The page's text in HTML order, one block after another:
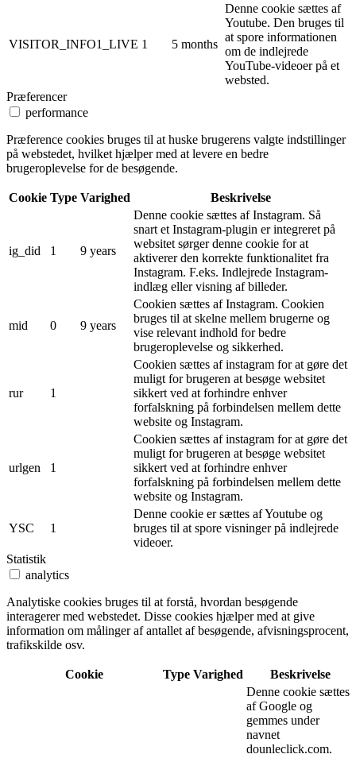
VISITOR_INFO1_LIVE 1 5 months
Denne cookie sættes af
Youtube. Den bruges til
at spore informationen
om de indlejrede
YouTube-videoer på et
websted.
Præferencer
performance
Præference cookies bruges til at huske brugerens valgte indstillinger
på webstedet, hvilket hjælper med at levere en bedre
brugeroplevelse for de besøgende.
Cookie Type Varighed Beskrivelse
ig_did 1 9 years
Denne cookie sættes af Instagram. Så
snart et Instagram-plugin er integreret på
websitet sørger denne cookie for at
aktiverer den korrekte funktionalitet fra
Instagram. F.eks. Indlejrede Instagram-
indlæg eller visning af billeder.
mid 0 9 years
Cookien sættes af Instagram. Cookien
bruges til at skelne mellem brugerne og
vise relevant indhold for bedre
brugeroplevelse og sikkerhed.
rur 1
Cookien sættes af instagram for at gøre det
muligt for brugeren at besøge websitet
sikkert ved at forhindre enhver
forfalskning på forbindelsen mellem dette
website og Instagram.
urlgen 1
Cookien sættes af instagram for at gøre det
muligt for brugeren at besøge websitet
sikkert ved at forhindre enhver
forfalskning på forbindelsen mellem dette
website og Instagram.
YSC 1
Denne cookie er sættes af Youtube og
bruges til at spore visninger på indlejrede
videoer.
Statistik
analytics
Analytiske cookies bruges til at forstå, hvordan besøgende
interagerer med webstedet. Disse cookies hjælper med at give
information om målinger af antallet af besøgende, afvisningsprocent,
trafikskilde osv.
Cookie Type Varighed Beskrivelse
Denne cookie sættes
af Google og
gemmes under
navnet
dounleclick.com.